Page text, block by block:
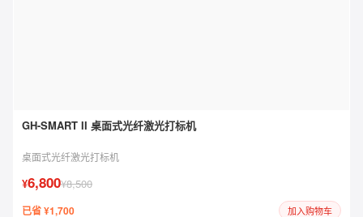
GH-SMART II 桌面式光纤激光打标机
桌面式光纤激光打标机
¥6,800¥8,500
已省 ¥1,700 加入购物车